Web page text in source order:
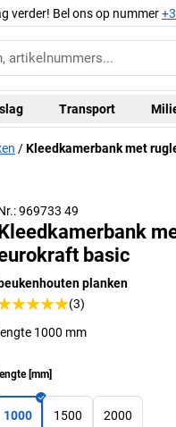
verder! Bel ons op nummer
Transport
Kleedkamerbank met
969733 49
basic
beukenhouten planken
(3)
lengte 1000 mm
[mm]
1000 1500 2000